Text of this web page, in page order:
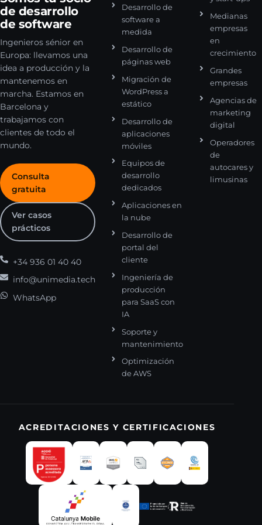
de desarrollo
de software
Ingenieros sénior en
Europa: llevamos una
idea a producción y la
mantenemos en
marcha. Estamos en
Barcelona y
trabajamos con
clientes de todo el
mundo.
Consulta
gratuita
Ver casos
prácticos
+34 936 01 40 40
info@unimedia.tech
WhatsApp
Desarrollo de
software a
medida
Desarrollo de
páginas web
Migración de
WordPress a
estático
Desarrollo de
aplicaciones
móviles
Equipos de
desarrollo
dedicados
Aplicaciones en
la nube
Desarrollo de
portal del
cliente
Ingeniería de
producción
para SaaS con
IA
Soporte y
mantenimiento
Optimización
de AWS
Medianas
empresas
en
crecimiento
Grandes
empresas
Agencias de
marketing
digital
Operadores
de
autocares y
limusinas
ACREDITACIONES Y CERTIFICACIONES